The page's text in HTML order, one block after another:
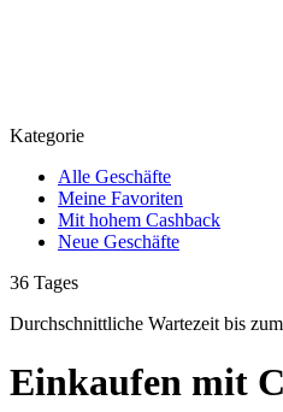
Kategorie
Alle Geschäfte
Meine Favoriten
Mit hohem Cashback
Neue Geschäfte
36 Tages
Durchschnittliche Wartezeit bis
Einkaufen mit